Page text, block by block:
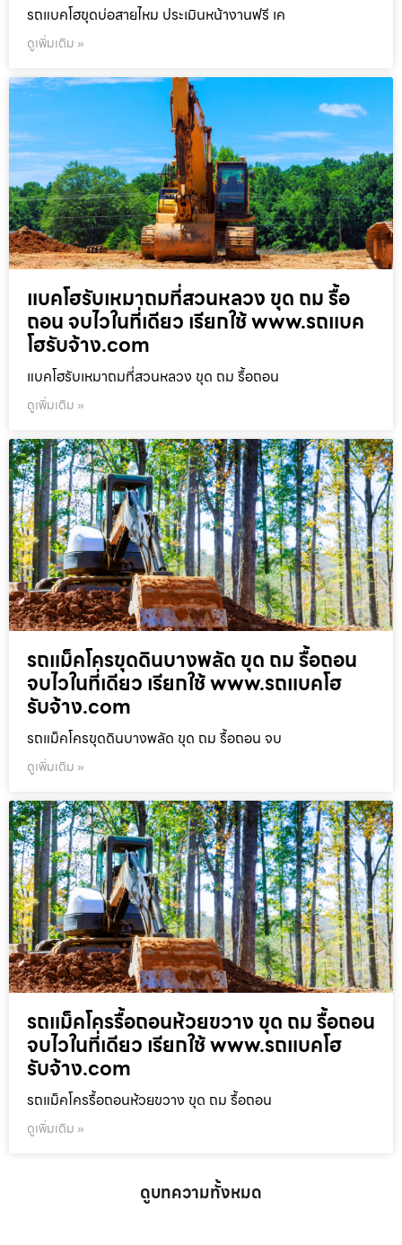
รถแบคโฮขุดบ่อสายไหม ประเมินหน้างานฟรี เค
ดูเพิ่มเติม »
แบคโฮรับเหมาถมที่สวนหลวง ขุด ถม รื้อ
ถอน จบไวในที่เดียว เรียกใช้ www.รถแบค
โฮรับจ้าง.com
แบคโฮรับเหมาถมที่สวนหลวง ขุด ถม รื้อถอน
ดูเพิ่มเติม »
รถแม็คโครขุดดินบางพลัด ขุด ถม รื้อถอน
จบไวในที่เดียว เรียกใช้ www.รถแบคโฮ
รับจ้าง.com
รถแม็คโครขุดดินบางพลัด ขุด ถม รื้อถอน จบ
ดูเพิ่มเติม »
รถแม็คโครรื้อถอนห้วยขวาง ขุด ถม รื้อถอน
จบไวในที่เดียว เรียกใช้ www.รถแบคโฮ
รับจ้าง.com
รถแม็คโครรื้อถอนห้วยขวาง ขุด ถม รื้อถอน
ดูเพิ่มเติม »
ดูบทความทั้งหมด